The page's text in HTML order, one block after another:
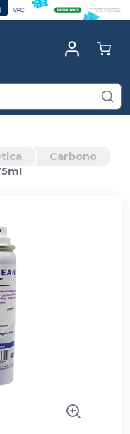
Carbono